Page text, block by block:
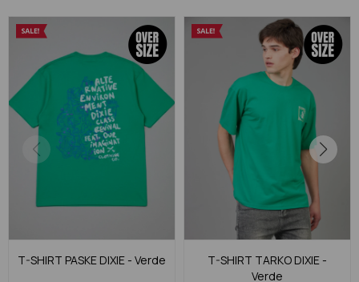
T-SHIRT PASKE DIXIE - Verde
T-SHIRT TARKO DIXIE -
Verde